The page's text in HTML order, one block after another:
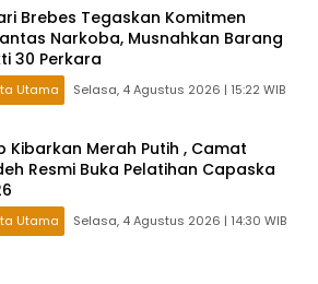
Brebes Tegaskan Komitmen
Narkoba, Musnahkan Barang
30 Perkara
Utama Selasa, 4 Agustus 2026 | 15:22 WIB
Kibarkan Merah Putih , Camat
Resmi Buka Pelatihan Capaska
Utama Selasa, 4 Agustus 2026 | 14:30 WIB